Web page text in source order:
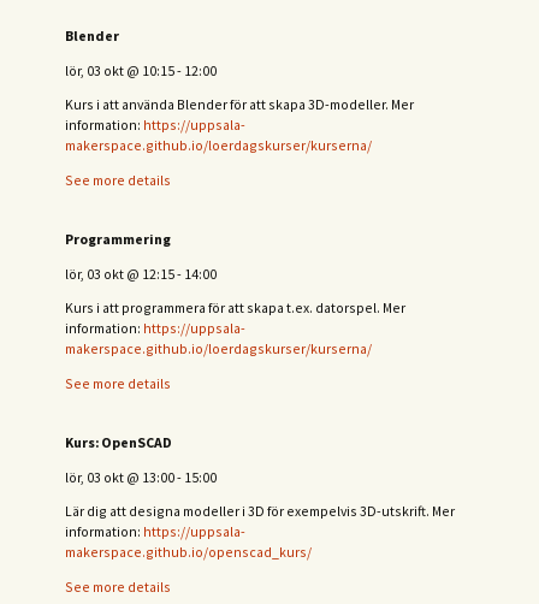
Blender
lör, 03 okt @ 10:15- 12:00
Kurs i att använda Blender för att skapa 3D-modeller. Mer
information: https://uppsala-
makerspace.github.io/loerdagskurser/kurserna/
See more details
Programmering
lör, 03 okt @ 12:15- 14:00
Kurs i att programmera för att skapa t.ex. datorspel. Mer
information: https://uppsala-
makerspace.github.io/loerdagskurser/kurserna/
See more details
Kurs: OpenSCAD
lör, 03 okt @ 13:00- 15:00
Lär dig att designa modeller i 3D för exempelvis 3D-utskrift. Mer
information: https://uppsala-
makerspace.github.io/openscad_kurs/
See more details